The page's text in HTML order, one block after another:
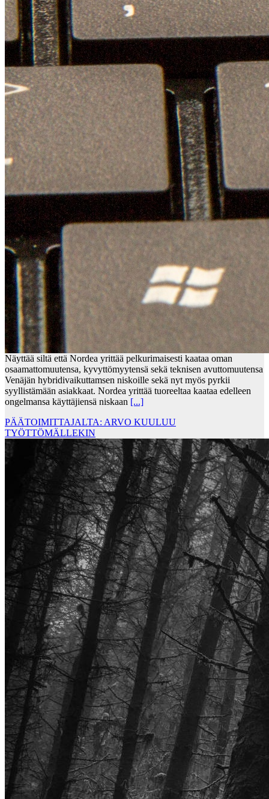
Näyttää siltä että Nordea yrittää pelkurimaisesti kaataa oman
osaamattomuutensa, kyvyttömyytensä sekä teknisen avuttomuutensa
Venäjän hybridivaikuttamsen niskoille sekä nyt myös pyrkii
syyllistämään asiakkaat. Nordea yrittää tuoreeltaa kaataa edelleen
ongelmansa käyttäjiensä niskaan [...]
PÄÄTOIMITTAJALTA: ARVO KUULUU
TYÖTTÖMÄLLEKIN